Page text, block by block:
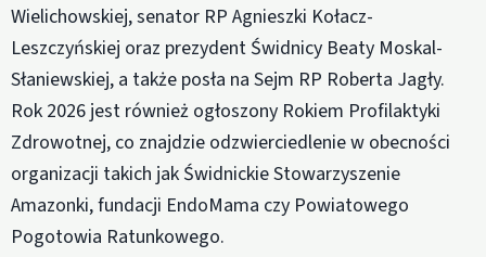
Wielichowskiej, senator RP Agnieszki Kołacz-
Leszczyńskiej oraz prezydent Świdnicy Beaty Moskal-
Słaniewskiej, a także posła na Sejm RP Roberta Jagły.
Rok 2026 jest również ogłoszony Rokiem Profilaktyki
Zdrowotnej, co znajdzie odzwierciedlenie w obecności
organizacji takich jak Świdnickie Stowarzyszenie
Amazonki, fundacji EndoMama czy Powiatowego
Pogotowia Ratunkowego.